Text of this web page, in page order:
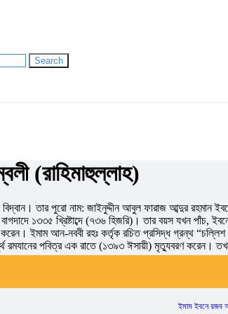
Search
(রাহিমাহুল্লাহ)
তার পুরো নাম: জাইনুদ্দীন আবুল ফারাজ আব্দুর রহমান
১৩৩৫ খ্রিষ্টাব্দে (৭৩৬ হিজরি)। তার বয়স যখন
ইমাম আন-নববী রহঃ কর্তৃক রচিত প্রসিদ্ধ গ্রন্থ
পবিত্র এক রাতে (১৩৯৩ ঈসায়ী) মৃত্যুবরণ করেন।
ইমাম ইবনে রজব